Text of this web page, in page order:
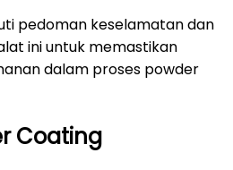
pedoman keselamatan dan
ini untuk memastikan
dalam proses powder
Coating